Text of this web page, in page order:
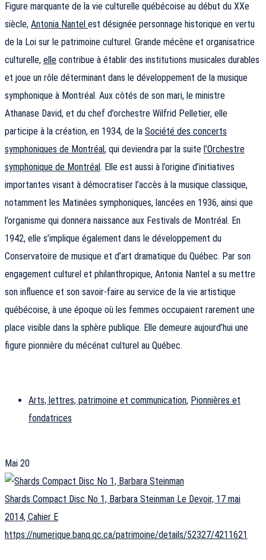
Figure marquante de la vie culturelle québécoise au début du XXe
siècle, Antonia Nantel est désignée personnage historique en vertu
de la Loi sur le patrimoine culturel. Grande mécène et organisatrice
culturelle, elle contribue à établir des institutions musicales durables
et joue un rôle déterminant dans le développement de la musique
symphonique à Montréal. Aux côtés de son mari, le ministre
Athanase David, et du chef d’orchestre Wilfrid Pelletier, elle
participe à la création, en 1934, de la Société des concerts
symphoniques de Montréal, qui deviendra par la suite l’Orchestre
symphonique de Montréal. Elle est aussi à l’origine d’initiatives
importantes visant à démocratiser l’accès à la musique classique,
notamment les Matinées symphoniques, lancées en 1936, ainsi que
l’organisme qui donnera naissance aux Festivals de Montréal. En
1942, elle s’implique également dans le développement du
Conservatoire de musique et d’art dramatique du Québec. Par son
engagement culturel et philanthropique, Antonia Nantel a su mettre
son influence et son savoir-faire au service de la vie artistique
québécoise, à une époque où les femmes occupaient rarement une
place visible dans la sphère publique. Elle demeure aujourd’hui une
figure pionnière du mécénat culturel au Québec.
Arts, lettres, patrimoine et communication, Pionnières et
fondatrices
Mai 20
Shards Compact Disc No 1, Barbara Steinman Le Devoir, 17 mai
2014, Cahier E
https://numerique.banq.qc.ca/patrimoine/details/52327/4211621